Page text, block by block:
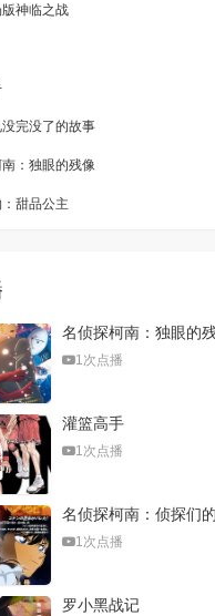
神临之战
完没了的故事
：独眼的残像
甜品公主
名侦探柯南：独眼的
1次点播
灌篮高手
1次点播
名侦探柯南：侦探们
1次点播
罗小黑战记